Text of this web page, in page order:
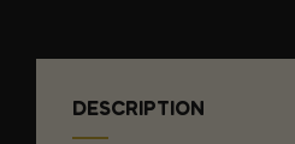
DESCRIPTION